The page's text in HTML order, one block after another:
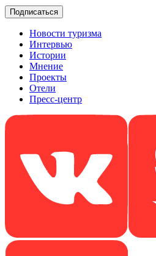
Новости туризма
Интервью
Истории
Мнение
Проекты
Отели
Пресс-центр